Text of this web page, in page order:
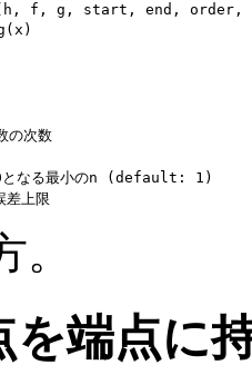
f, g, start, end, order,
の次数
なる最小のn (default: 1)
を端点に